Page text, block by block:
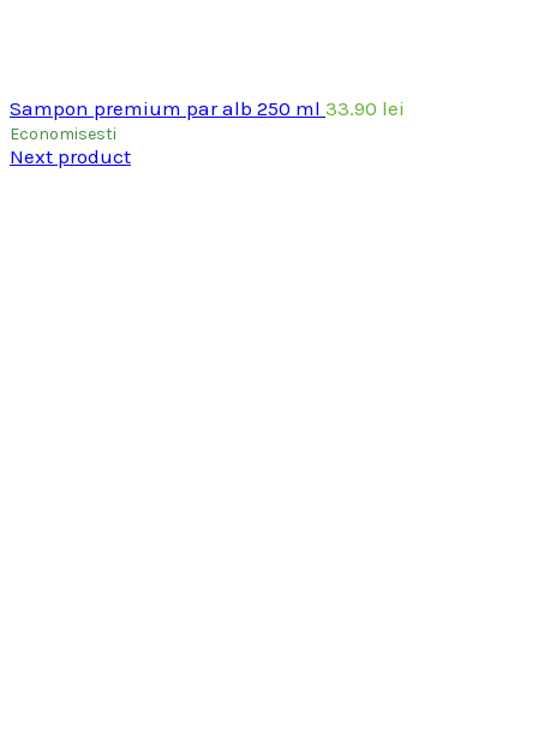
Sampon premium par alb 250 ml 33.90 lei
Economisesti
Next product